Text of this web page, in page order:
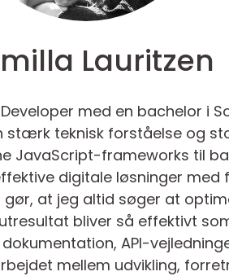
Lauritzen
med en bachelor i
stærk teknisk forståelse og
JavaScript-frameworks til
digitale løsninger
at jeg altid søger at
bliver så effektivt
API-
mellem udvikling,